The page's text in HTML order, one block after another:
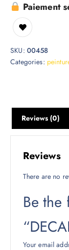
Paiement
SKU: 00458
Categories:
Reviews (0)
Reviews
There are no
Be the
Your email